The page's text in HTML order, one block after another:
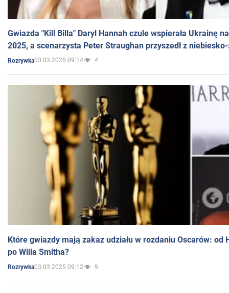
Gwiazda "Kill Billa" Daryl Hannah czule wspierała Ukrainę
2025, a scenarzysta Peter Straughan przyszedł z
Rozrywka03.03.2025 09:14 4
Które gwiazdy mają zakaz udziału w rozdaniu Oscarów: od
po Willa Smitha?
Rozrywka03.03.2025 09:12 9